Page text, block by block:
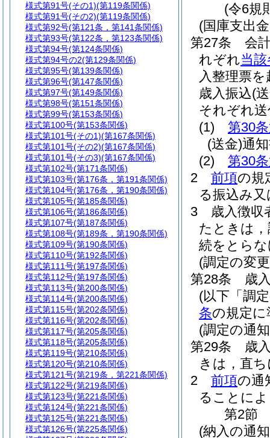
(令6規
(国庫支出
第27条
会
れぞれ当
入整理票
歳入振込(
それぞれ
(1)
第30
(送金)通
(2)
第30
2
前項の規
る振込み
3
歳入徴収
たときは
続をとら
(調定の変
第28条
歳
(以下「調
条の規定
(調定の通
第29条
歳
きは，直
2
前項の通
ることに
第2節
(納入の通
様式第91号(その1)(第119条関係)
様式第91号(その2)(第119条関係)
様式第92号(第121条，第141条関係)
様式第93号(第122条，第123条関係)
様式第94号(第124条関係)
様式第94号の2(第129条関係)
様式第95号(第139条関係)
様式第96号(第147条関係)
様式第97号(第149条関係)
様式第98号(第151条関係)
様式第99号(第153条関係)
様式第100号(第153条関係)
様式第101号(その1)(第167条関係)
様式第101号(その2)(第167条関係)
様式第101号(その3)(第167条関係)
様式第102号(第171条関係)
様式第103号(第176条，第191条関係)
様式第104号(第176条，第190条関係)
様式第105号(第185条関係)
様式第106号(第186条関係)
様式第107号(第187条関係)
様式第108号(第189条，第190条関係)
様式第109号(第190条関係)
様式第110号(第192条関係)
様式第111号(第197条関係)
様式第112号(第197条関係)
様式第113号(第200条関係)
様式第114号(第200条関係)
様式第115号(第202条関係)
様式第116号(第202条関係)
様式第117号(第205条関係)
様式第118号(第205条関係)
様式第119号(第210条関係)
様式第120号(第210条関係)
様式第121号(第219条，第221条関係)
様式第122号(第219条関係)
様式第123号(第221条関係)
様式第124号(第221条関係)
様式第125号(第221条関係)
様式第126号(第225条関係)